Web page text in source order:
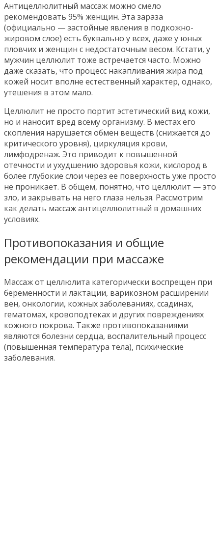
Антицеллюлитный массаж можно смело
рекомендовать 95% женщин. Эта зараза
(официально — застойные явления в подкожно-
жировом слое) есть буквально у всех, даже у юных
пловчих и женщин с недостаточным весом. Кстати, у
мужчин целлюлит тоже встречается часто. Можно
даже сказать, что процесс накапливания жира под
кожей носит вполне естественный характер, однако,
утешения в этом мало.
Целлюлит не просто портит эстетический вид кожи,
но и наносит вред всему организму. В местах его
скопления нарушается обмен веществ (снижается до
критического уровня), циркуляция крови,
лимфодренаж. Это приводит к повышенной
отечности и ухудшению здоровья кожи, кислород в
более глубокие слои через ее поверхность уже просто
не проникает. В общем, понятно, что целлюлит — это
зло, и закрывать на него глаза нельзя. Рассмотрим
как делать массаж антицеллюлитный в домашних
условиях.
Противопоказания и общие
рекомендации при массаже
Массаж от целлюлита категорически воспрещен при
беременности и лактации, варикозном расширении
вен, онкологии, кожных заболеваниях, ссадинах,
гематомах, кровоподтеках и других повреждениях
кожного покрова. Также противопоказаниями
являются болезни сердца, воспалительный процесс
(повышенная температура тела), психические
заболевания.